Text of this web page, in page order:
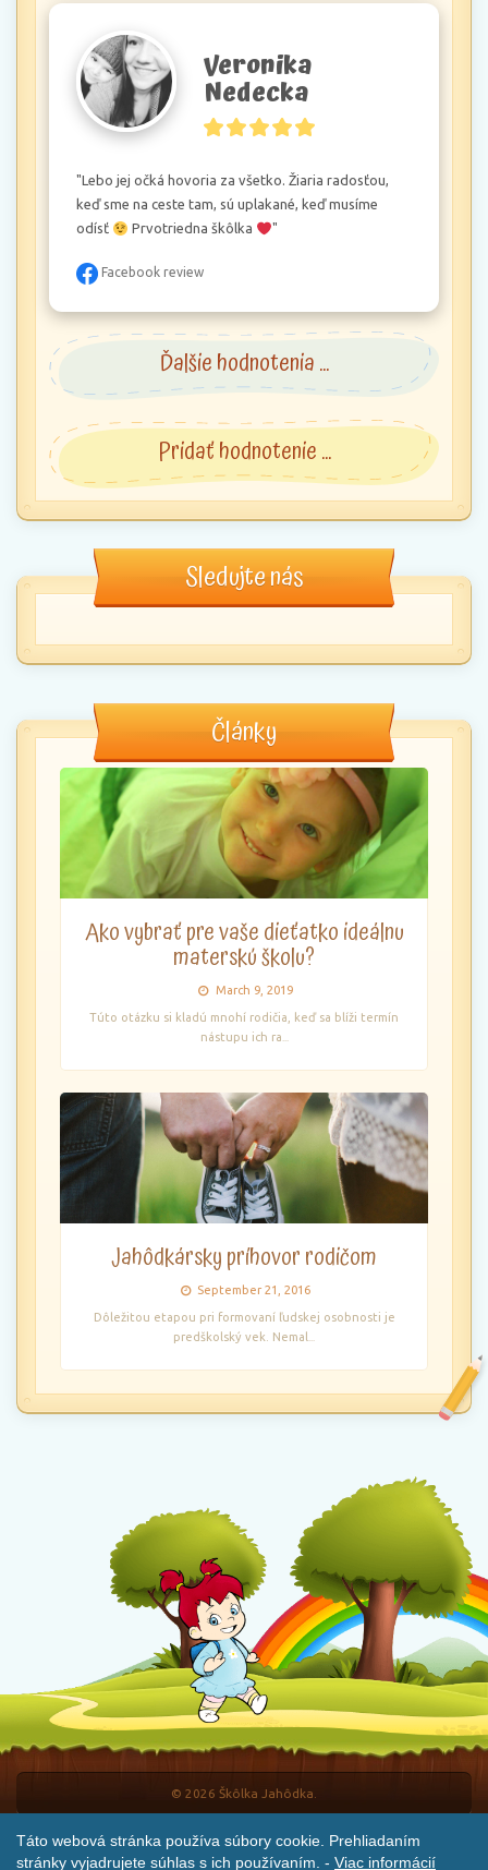
Veronika
Nedecka
"Lebo jej očká hovoria za všetko. Žiaria radosťou,
keď sme na ceste tam, sú uplakané, keď musíme
odísť
Prvotriedna škôlka "
Facebook review
Ďalšie hodnotenia ...
Pridať hodnotenie ...
Sledujte nás
Články
Ako vybrať pre vaše dieťatko ideálnu
materskú školu?
March 9, 2019
Túto otázku si kladú mnohí rodičia, keď sa blíži termín
nástupu ich ra...
Jahôdkársky príhovor rodičom
September 21, 2016
Dôležitou etapou pri formovaní ľudskej osobnosti je
predškolský vek. Nemal ...
© 2026 Škôlka Jahôdka.
DevelTip - weby na mieru
Táto webová stránka používa súbory cookie. Prehliadaním
stránky vyjadrujete súhlas s ich používaním. - Viac informácií